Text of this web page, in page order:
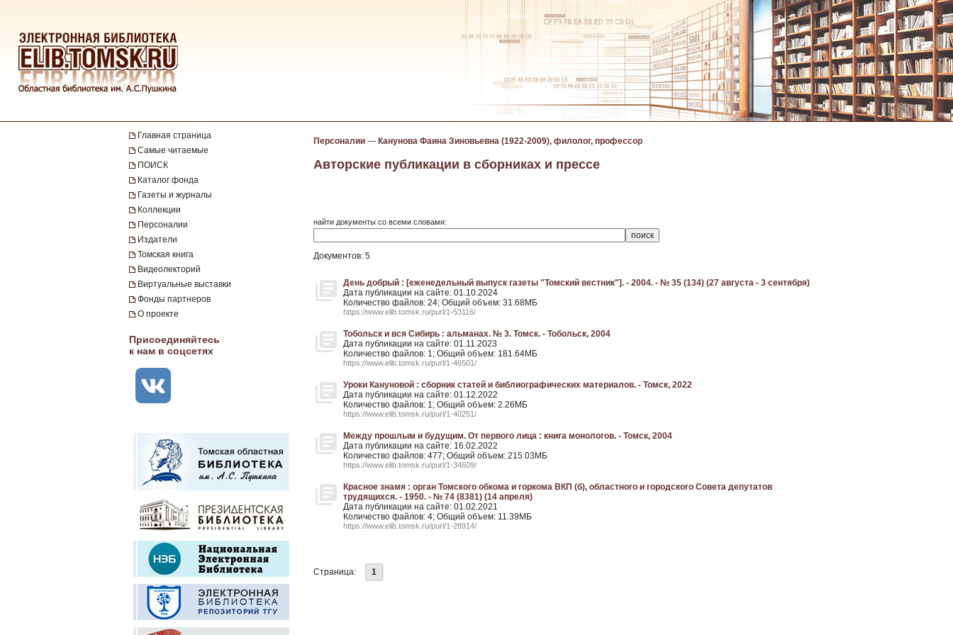
Главная страница
Самые читаемые
ПОИСК
Каталог фонда
Газеты и журналы
Коллекции
Персоналии
Издатели
Томская книга
Видеолекторий
Виртуальные выставки
Фонды партнеров
О проекте
Присоединяйтесь
к нам в соцсетях
Персоналии — Канунова Фаина Зиновьевна (1922-2009), филолог, профессор
Авторские публикации в сборниках и прессе
найти документы со всеми словами:
Документов: 5
День добрый : [еженедельный выпуск газеты "Томский вестник"]. - 2004. - № 35 (134) (27 августа - 3 сентября)
Дата публикации на сайте: 01.10.2024
Количество файлов: 24; Общий объем: 31.68МБ
https://www.elib.tomsk.ru/purl/1-53116/
Тобольск и вся Сибирь : альманах. № 3. Томск. - Тобольск, 2004
Дата публикации на сайте: 01.11.2023
Количество файлов: 1; Общий объем: 181.64МБ
https://www.elib.tomsk.ru/purl/1-46501/
Уроки Кануновой : сборник статей и библиографических материалов. - Томск, 2022
Дата публикации на сайте: 01.12.2022
Количество файлов: 1; Общий объем: 2.26МБ
https://www.elib.tomsk.ru/purl/1-40251/
Между прошлым и будущим. От первого лица : книга монологов. - Томск, 2004
Дата публикации на сайте: 16.02.2022
Количество файлов: 477; Общий объем: 215.03МБ
https://www.elib.tomsk.ru/purl/1-34609/
Красное знамя : орган Томского обкома и горкома ВКП (б), областного и городского Совета депутатов
трудящихся. - 1950. - № 74 (8381) (14 апреля)
Дата публикации на сайте: 01.02.2021
Количество файлов: 4; Общий объем: 11.39МБ
https://www.elib.tomsk.ru/purl/1-28914/
Страница: 1